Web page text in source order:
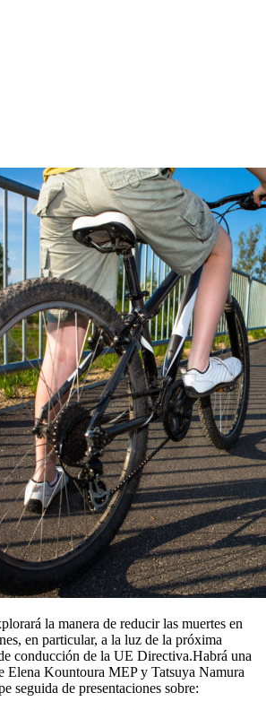
la manera de reducir las muertes en
en particular, a la luz de la próxima
conducción de la UE Directiva.Habrá una
Elena Kountoura MEP y Tatsuya Namura
seguida de presentaciones sobre: